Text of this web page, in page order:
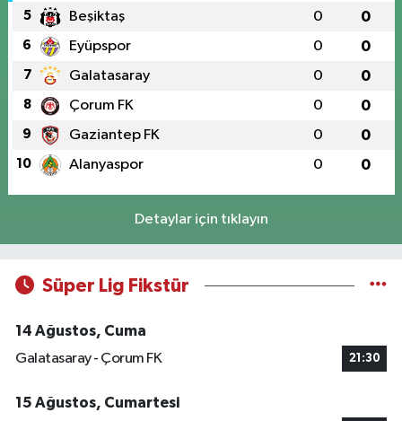
5 Beşiktaş 0 0
6 Eyüpspor 0 0
7 Galatasaray 0 0
8 Çorum FK 0 0
9 Gaziantep FK 0 0
10 Alanyaspor 0 0
Detaylar için tıklayın
Süper Lig Fikstür
14 Ağustos, Cuma
Galatasaray - Çorum FK
21:30
15 Ağustos, Cumartesi